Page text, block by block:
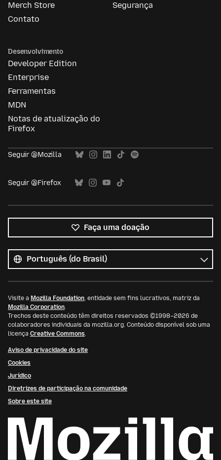
Merch Store
Contato
Segurança
Desenvolvimento
Developer Edition
Enterprise
Ferramentas
MDN
Notas de atualização do
Firefox
Seguir @Mozilla
Seguir @Firefox
Faça uma doação
os
idiomas
Idioma
Visite a Mozilla Foundation, entidade sem fins lucrativos, matriz da
Mozilla Corporation.
Trechos deste conteúdo têm direitos reservados ©1998–2026 de
colaboradores individuais da mozilla.org. Conteúdo disponível sob uma
licença Creative Commons.
Aviso de privacidade do site
Cookies
Jurídico
Diretrizes de participação na comunidade
Sobre este site